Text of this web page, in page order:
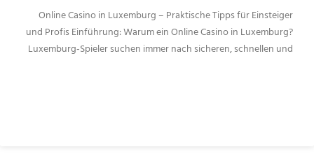
Online Casino in Luxemburg – Praktische Tipps für Einsteiger
und Profis Einführung: Warum ein Online Casino in Luxemburg?
Luxemburg‑Spieler suchen immer nach sicheren, schnellen und